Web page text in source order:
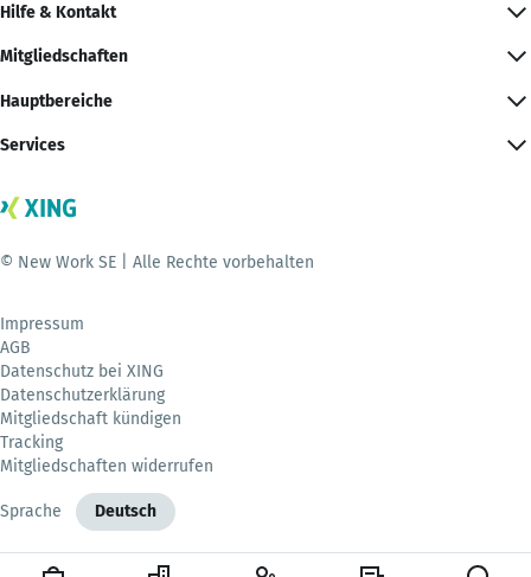
Hilfe & Kontakt
Mitgliedschaften
Hauptbereiche
Services
© New Work SE | Alle Rechte vorbehalten
Impressum
AGB
Datenschutz bei XING
Datenschutzerklärung
Mitgliedschaft kündigen
Tracking
Mitgliedschaften widerrufen
Sprache Deutsch